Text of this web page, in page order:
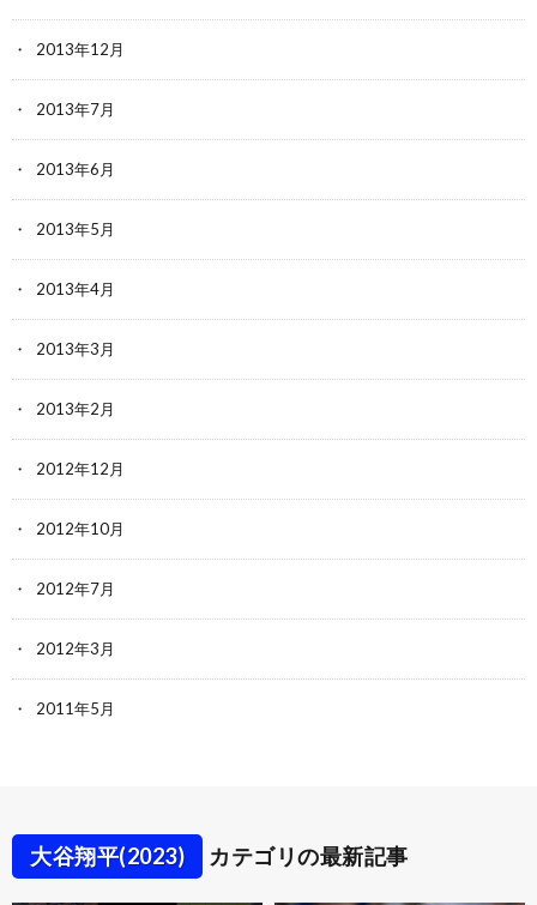
2013年12月
2013年7月
2013年6月
2013年5月
2013年4月
2013年3月
2013年2月
2012年12月
2012年10月
2012年7月
2012年3月
2011年5月
大谷翔平(2023) カテゴリの最新記事